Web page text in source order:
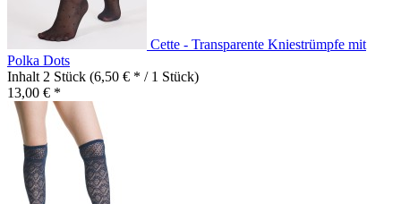
Cette - Transparente Kniestrümpfe mit
Polka Dots
Inhalt 2 Stück (6,50 € * / 1 Stück)
13,00 € *